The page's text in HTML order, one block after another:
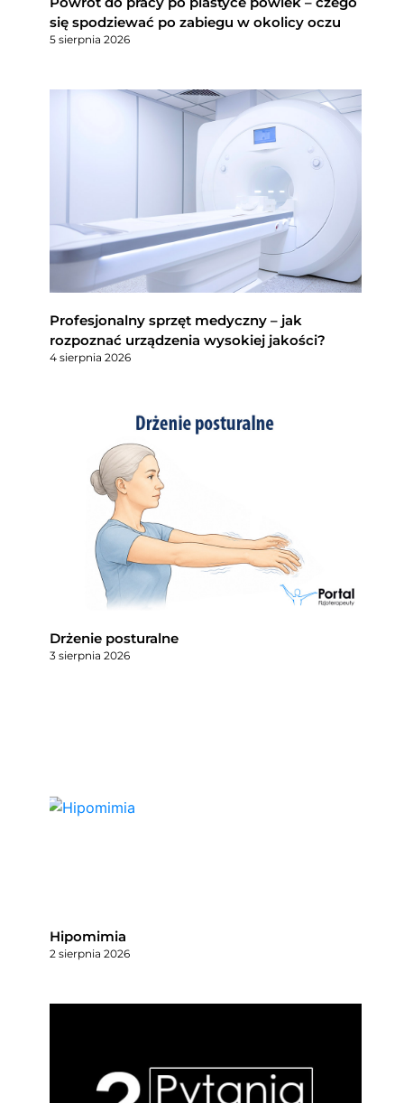
się spodziewać po zabiegu w okolicy oczu
5 sierpnia 2026
Profesjonalny sprzęt medyczny – jak
rozpoznać urządzenia wysokiej jakości?
4 sierpnia 2026
Drżenie posturalne
3 sierpnia 2026
Hipomimia
2 sierpnia 2026